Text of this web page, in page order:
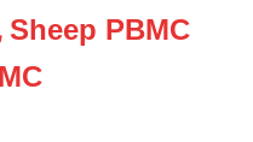
Sheep PBMC